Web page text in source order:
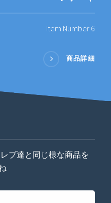
Item Number 6
商品詳細
ブ達と同じ様な商品を